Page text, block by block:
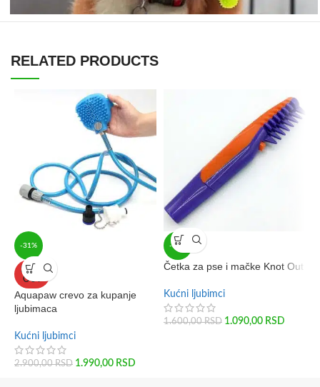
RELATED PRODUCTS
-31%
SOLD
OUT
Aquapaw crevo za kupanje
ljubimaca
Kućni ljubimci
2.900,00RSD 1.990,00 RSD
-32%
Četka za pse i mačke Knot Out
Kućni ljubimci
1.600,00RSD 1.090,00 RSD